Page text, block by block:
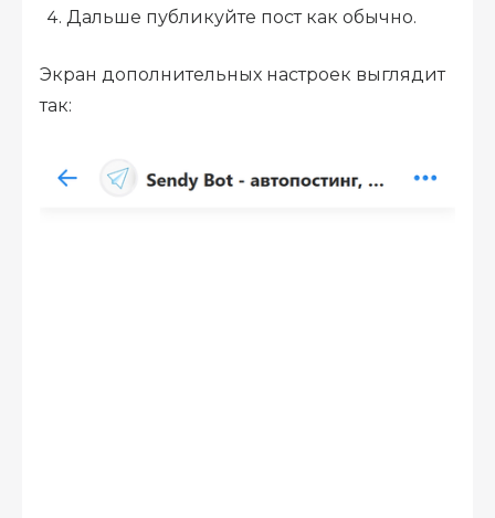
Дальше публикуйте пост как обычно.
Экран дополнительных настроек выглядит
так: